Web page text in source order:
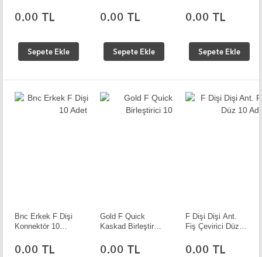
0.00 TL
Sepete Ekle
0.00 TL
Sepete Ekle
0.00 TL
Sepete Ekle
Bnc Erkek F Dişi
Konnektör 10
0.00 TL
Gold F Quick
Kaskad Birleştirici
0.00 TL
F Dişi Dişi Ant.
Fiş Çevirici Düz
0.00 TL